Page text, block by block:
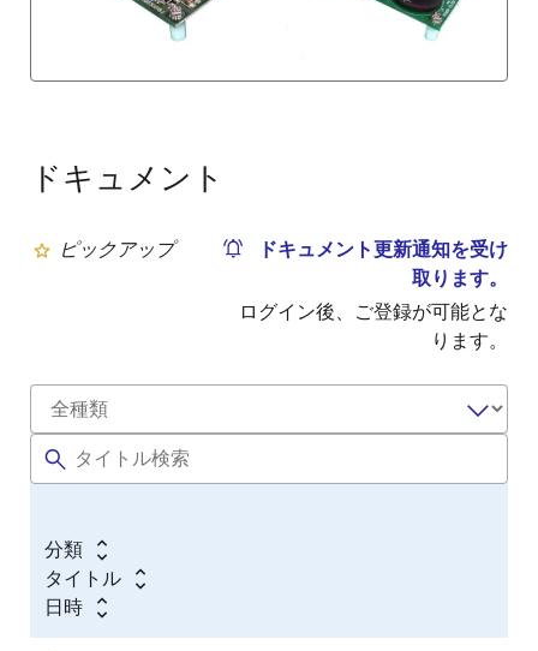
ドキュメント
ピックアップ
ドキュメント更新通知を受け
取ります。
ログイン後、ご登録が可能とな
ります。
分類
タイトル
日時